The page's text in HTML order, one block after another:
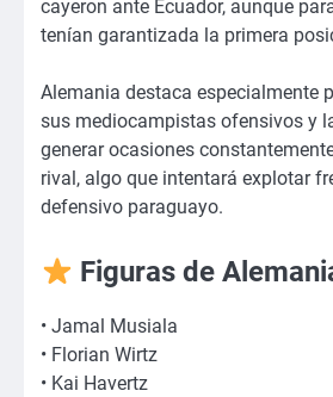
cayeron ante Ecuador, aunque
tenían garantizada la primera
Alemania destaca especialmente
sus mediocampistas ofensivos y
generar ocasiones
rival, algo que intentará explotar
defensivo paraguayo.
Figuras de
• Jamal Musiala
• Florian Wirtz
• Kai Havertz